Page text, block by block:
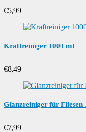
€5,99
Kraftreiniger 1000 ml
€8,49
Glanzreiniger für Fliesen
€7,99